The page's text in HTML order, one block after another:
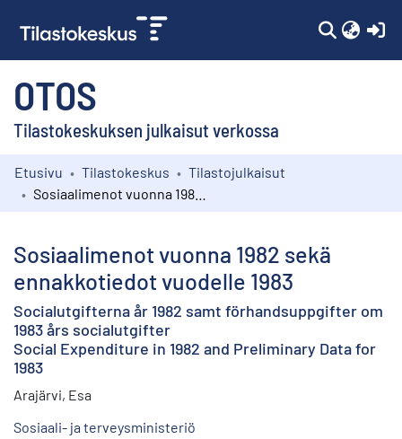
OTOS
Tilastokeskuksen julkaisut verkossa
Kokoelmat
Etusivu Tilastokeskus
Tilastojulkaisut
Sosiaalimenot vuonna 1982 sekä
ennakkotiedot vuodelle 1983
Socialutgifterna år 1982 samt förhandsuppgifter om
1983 års socialutgifter
Social Expenditure in 1982 and Preliminary Data for
1983
Arajärvi, Esa
Sosiaali- ja terveysministeriö